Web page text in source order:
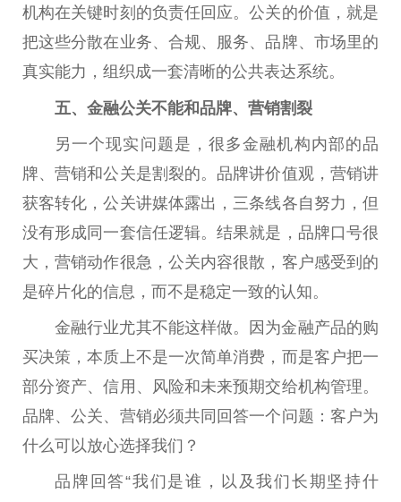
机构在关键时刻的负责任回应。公关的价值，就是
把这些分散在业务、合规、服务、品牌、市场里的
真实能力，组织成一套清晰的公共表达系统。
五、 金融公关不能和品牌、营销割裂
另一个现实问题是，很多金融机构内部的品
牌、营销和公关是割裂的。品牌讲价值观，营销讲
获客转化，公关讲媒体露出，三条线各自努力，但
没有形成同一套信任逻辑。结果就是，品牌口号很
大，营销动作很急，公关内容很散，客户感受到的
是碎片化的信息，而不是稳定一致的认知。
金融行业尤其不能这样做。因为金融产品的购
买决策，本质上不是一次简单消费，而是客户把一
部分资产、信用、风险和未来预期交给机构管理。
品牌、公关、营销必须共同回答一个问题：客户为
什么可以放心选择我们？
品牌回答“我们是谁，以及我们长期坚持什